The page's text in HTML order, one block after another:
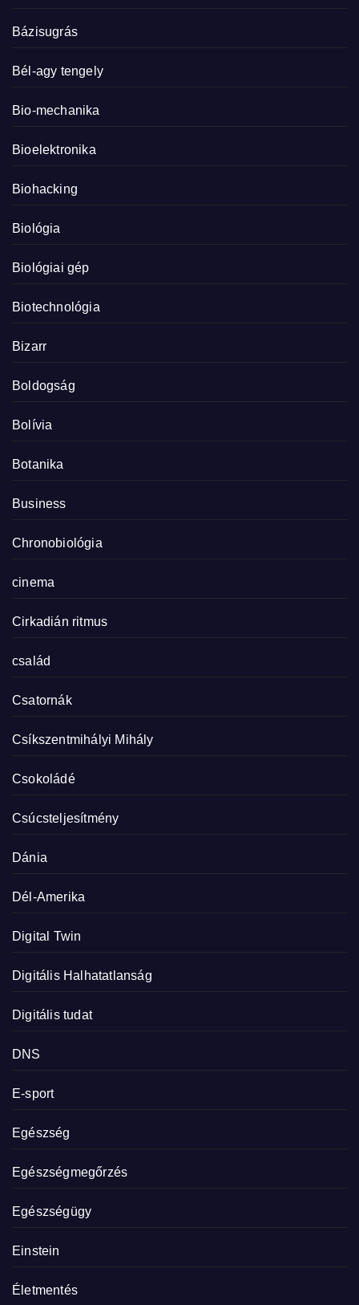
Bázisugrás
Bél-agy tengely
Bio-mechanika
Bioelektronika
Biohacking
Biológia
Biológiai gép
Biotechnológia
Bizarr
Boldogság
Bolívia
Botanika
Business
Chronobiológia
cinema
Cirkadián ritmus
család
Csatornák
Csíkszentmihályi Mihály
Csokoládé
Csúcsteljesítmény
Dánia
Dél-Amerika
Digital Twin
Digitális Halhatatlanság
Digitális tudat
DNS
E-sport
Egészség
Egészségmegőrzés
Egészségügy
Einstein
Életmentés